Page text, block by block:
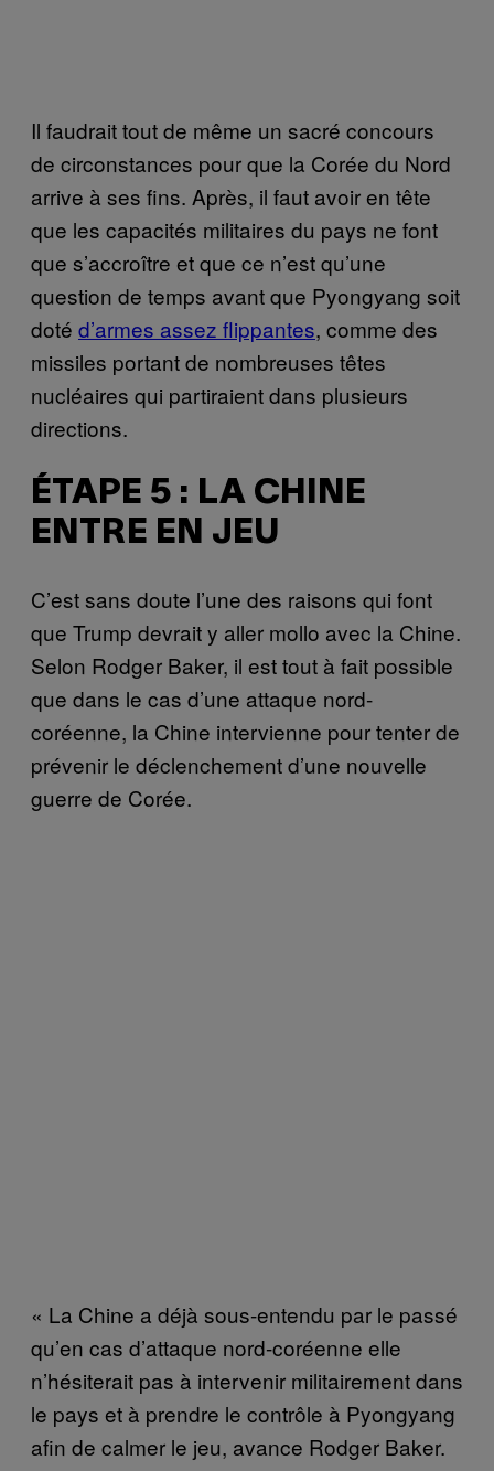
Il faudrait tout de même un sacré concours
de circonstances pour que la Corée du Nord
arrive à ses fins. Après, il faut avoir en tête
que les capacités militaires du pays ne font
que s’accroître et que ce n’est qu’une
question de temps avant que Pyongyang soit
doté d’armes assez flippantes, comme des
missiles portant de nombreuses têtes
nucléaires qui partiraient dans plusieurs
directions.
ÉTAPE 5 : LA CHINE
ENTRE EN JEU
C’est sans doute l’une des raisons qui font
que Trump devrait y aller mollo avec la Chine.
Selon Rodger Baker, il est tout à fait possible
que dans le cas d’une attaque nord-
coréenne, la Chine intervienne pour tenter de
prévenir le déclenchement d’une nouvelle
guerre de Corée.
« La Chine a déjà sous-entendu par le passé
qu’en cas d’attaque nord-coréenne elle
n’hésiterait pas à intervenir militairement dans
le pays et à prendre le contrôle à Pyongyang
afin de calmer le jeu, avance Rodger Baker.